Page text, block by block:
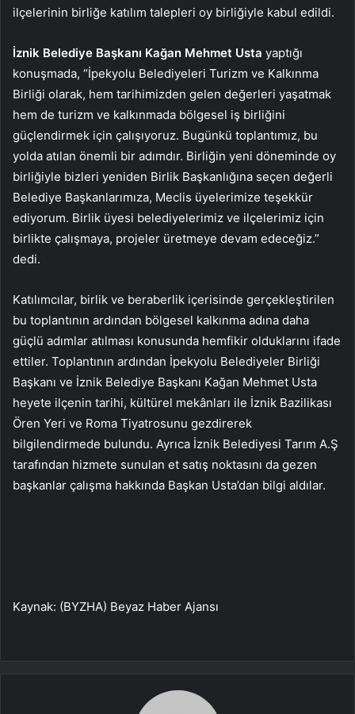
ilçelerinin birliğe katılım talepleri oy birliğiyle kabul edildi.
İznik Belediye Başkanı Kağan Mehmet Usta yaptığı
konuşmada, “İpekyolu Belediyeleri Turizm ve Kalkınma
Birliği olarak, hem tarihimizden gelen değerleri yaşatmak
hem de turizm ve kalkınmada bölgesel iş birliğini
güçlendirmek için çalışıyoruz. Bugünkü toplantımız, bu
yolda atılan önemli bir adımdır. Birliğin yeni döneminde oy
birliğiyle bizleri yeniden Birlik Başkanlığına seçen değerli
Belediye Başkanlarımıza, Meclis üyelerimize teşekkür
ediyorum. Birlik üyesi belediyelerimiz ve ilçelerimiz için
birlikte çalışmaya, projeler üretmeye devam edeceğiz.”
dedi.
Katılımcılar, birlik ve beraberlik içerisinde gerçekleştirilen
bu toplantının ardından bölgesel kalkınma adına daha
güçlü adımlar atılması konusunda hemfikir olduklarını ifade
ettiler. Toplantının ardından İpekyolu Belediyeler Birliği
Başkanı ve İznik Belediye Başkanı Kağan Mehmet Usta
heyete ilçenin tarihi, kültürel mekânları ile İznik Bazilikası
Ören Yeri ve Roma Tiyatrosunu gezdirerek
bilgilendirmede bulundu. Ayrıca İznik Belediyesi Tarım A.Ş
tarafından hizmete sunulan et satış noktasını da gezen
başkanlar çalışma hakkında Başkan Usta’dan bilgi aldılar.
Kaynak: (BYZHA) Beyaz Haber Ajansı